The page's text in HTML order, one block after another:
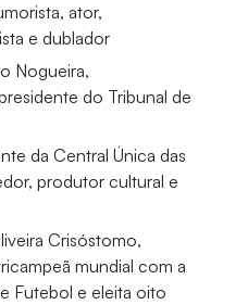
ator,
e dublador
Nogueira,
do Tribunal de
da Central Única das
produtor cultural e
Crisóstomo,
mundial com a
Futebol e eleita oito